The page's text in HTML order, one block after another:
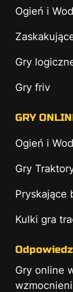
Ogień i
Gry
Gry friv
GRY
Ogień i
Gry
Pryskające
Kulki gra
Gry online